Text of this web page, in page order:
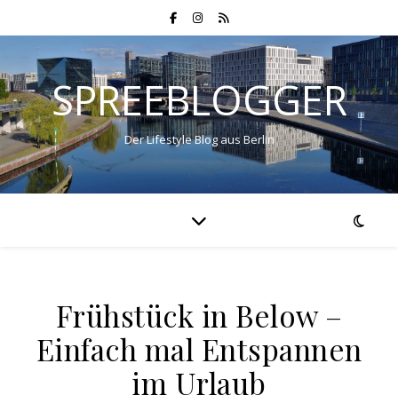
SPREEBLOGGER
Der Lifestyle Blog aus Berlin
Frühstück in Below –
Einfach mal Entspannen
im Urlaub